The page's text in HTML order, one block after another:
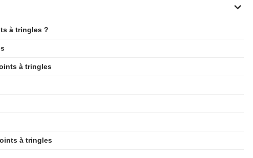
à tringles ?
à tringles
à tringles